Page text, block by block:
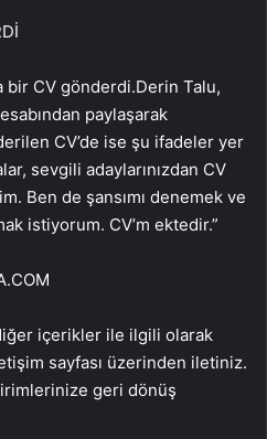
bir CV gönderdi.Derin Talu,
paylaşarak
CV’de ise şu ifadeler yer
sevgili adaylarınızdan CV
Ben de şansımı denemek ve
istiyorum. CV’m ektedir.”
içerikler ile ilgili olarak
sayfası üzerinden iletiniz.
geri dönüş